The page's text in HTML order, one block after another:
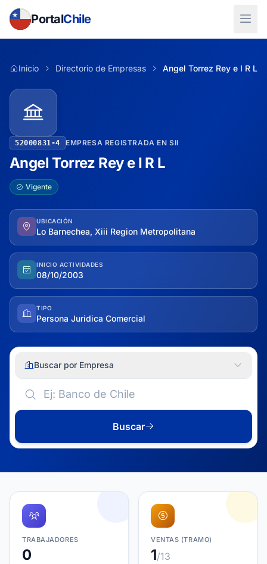
PortalChile
Inicio Directorio de Empresas Angel Torrez Rey e I R L
52000831-4 EMPRESA REGISTRADA EN SII
Angel Torrez Rey e I R L
Vigente
UBICACIÓN
Lo Barnechea, Xiii Region Metropolitana
INICIO ACTIVIDADES
08/10/2003
TIPO
Persona Juridica Comercial
Buscar por Empresa
Buscar
TRABAJADORES
0
VENTAS (TRAMO)
1/13